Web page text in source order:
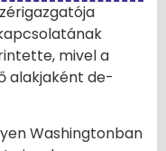
mivel a
alakjaként de-
Washingtonban